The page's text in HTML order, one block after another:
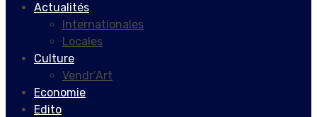
Actualités
Internationales
Locales
Culture
Vendr’Art
Economie
Edito